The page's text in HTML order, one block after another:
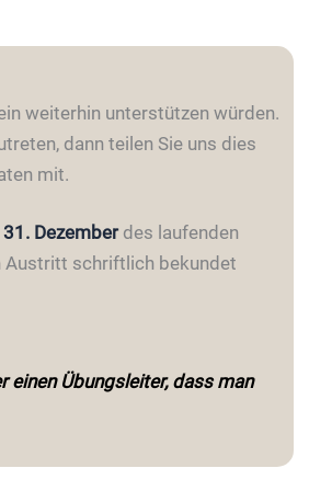
weiterhin unterstützen würden.
dann teilen Sie uns dies
mit.
31. Dezember des laufenden
Austritt schriftlich bekundet
Übungsleiter, dass man